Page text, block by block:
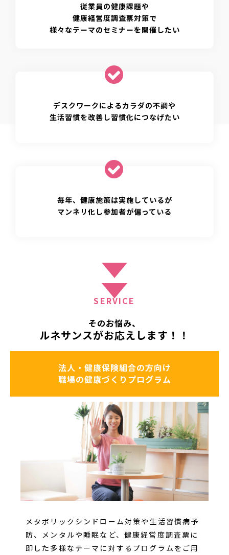
従業員の健康課題や
健康経営度調査票対策で
様々なテーマのセミナーを開催したい
デスクワークによるカラダの不調や
生活習慣を改善し習慣化につなげたい
毎年、健康施策は実施しているが
マンネリ化し参加者が偏っている
SERVICE
そのお悩み、
ルネサンスがお応えします！！
法人・健康保険組合の方向け
職場の健康づくりプログラム
メタボリックシンドローム対策や生活習慣病予
防、メンタルや睡眠など、健康経営度調査票に
即した多様なテーマに対するプログラムをご用